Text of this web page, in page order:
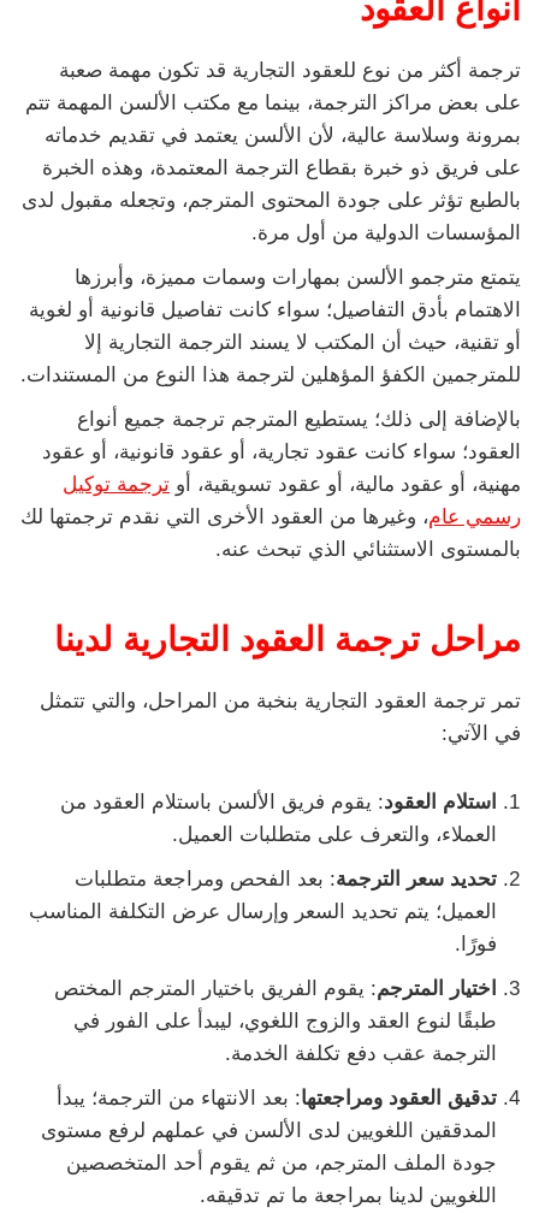
أنواع العقود
ترجمة أكثر من نوع للعقود التجارية قد تكون مهمة صعبة
على بعض مراكز الترجمة، بينما مع مكتب الألسن المهمة تتم
بمرونة وسلاسة عالية، لأن الألسن يعتمد في تقديم خدماته
على فريق ذو خبرة بقطاع الترجمة المعتمدة، وهذه الخبرة
بالطبع تؤثر على جودة المحتوى المترجم، وتجعله مقبول لدى
المؤسسات الدولية من أول مرة.
يتمتع مترجمو الألسن بمهارات وسمات مميزة، وأبرزها
الاهتمام بأدق التفاصيل؛ سواء كانت تفاصيل قانونية أو لغوية
أو تقنية، حيث أن المكتب لا يسند الترجمة التجارية إلا
للمترجمين الكفؤ المؤهلين لترجمة هذا النوع من المستندات.
بالإضافة إلى ذلك؛ يستطيع المترجم ترجمة جميع أنواع
العقود؛ سواء كانت عقود تجارية، أو عقود قانونية، أو عقود
مهنية، أو عقود مالية، أو عقود تسويقية، أو ترجمة توكيل
رسمي عام، وغيرها من العقود الأخرى التي نقدم ترجمتها لك
بالمستوى الاستثنائي الذي تبحث عنه.
مراحل ترجمة العقود التجارية لدينا
تمر ترجمة العقود التجارية بنخبة من المراحل، والتي تتمثل
في الآتي:
استلام العقود: يقوم فريق الألسن باستلام العقود من
العملاء، والتعرف على متطلبات العميل.
تحديد سعر الترجمة: بعد الفحص ومراجعة متطلبات
العميل؛ يتم تحديد السعر وإرسال عرض التكلفة المناسب
فورًا.
اختيار المترجم: يقوم الفريق باختيار المترجم المختص
طبقًا لنوع العقد والزوج اللغوي، ليبدأ على الفور في
الترجمة عقب دفع تكلفة الخدمة.
تدقيق العقود ومراجعتها: بعد الانتهاء من الترجمة؛ يبدأ
المدققين اللغويين لدى الألسن في عملهم لرفع مستوى
جودة الملف المترجم، من ثم يقوم أحد المتخصصين
اللغويين لدينا بمراجعة ما تم تدقيقه.